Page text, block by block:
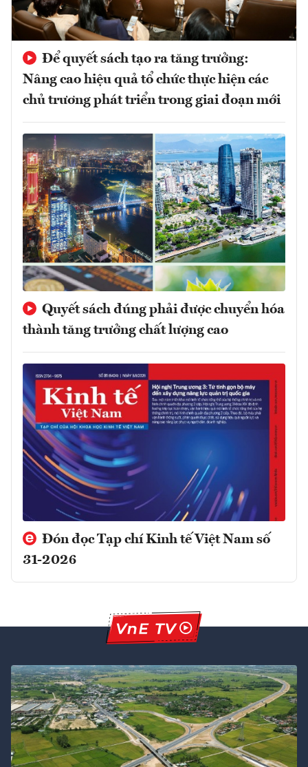
Để quyết sách tạo ra tăng trưởng:
Nâng cao hiệu quả tổ chức thực hiện các
chủ trương phát triển trong giai đoạn mới
Quyết sách đúng phải được chuyển hóa
thành tăng trưởng chất lượng cao
Đón đọc Tạp chí Kinh tế Việt Nam số
31-2026